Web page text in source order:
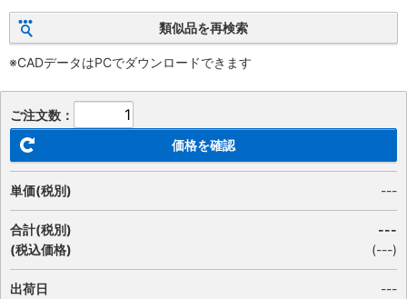
類似品を再検索
※CADデータはPCでダウンロードできます
ご注文数：
価格を確認
単価(税別) ---
合計(税別)
(税込価格)
---
(---)
出荷日
---